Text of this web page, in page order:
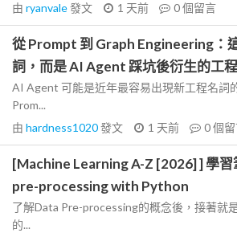
由 ryanvale發文 1 天前 0個留言
從 Prompt 到 Graph Engineering：
詞，而是 AI Agent 踩坑後衍生的工程
AI Agent 可能是近年最容易出現新工程名詞
Prom...
由 hardness1020發文 1 天前 0個
[Machine Learning A-Z [2026] ] 學
pre-processing with Python
了解Data Pre-processing的概念後，接著就
的...